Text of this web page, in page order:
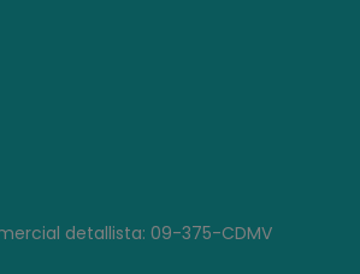
detallista: 09-375-CDMV